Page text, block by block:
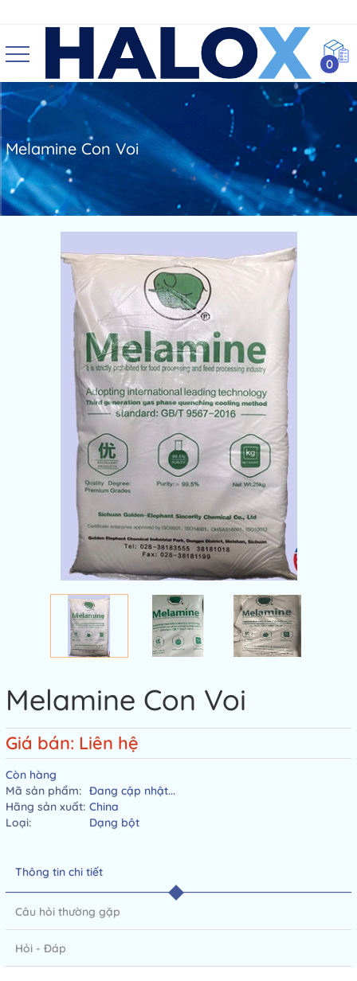
0
Melamine Con Voi
Melamine Con Voi
Giá bán: Liên hệ
Còn hàng
Mã sản phẩm: Đang cập nhật...
Hãng sản xuất: China
Loại:
Dạng bột
Thông tin chi tiết
Câu hỏi thường gặp
Hỏi - Đáp